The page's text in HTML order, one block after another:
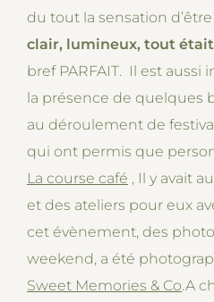
du tout la sensation
clair, lumineux, tout
bref PARFAIT. Il est
la présence de quelques
au déroulement de
qui ont permis que
La course café , Il y avait
et des ateliers pour eux
cet évènement, des
weekend, a été
Sweet Memories & Co.A